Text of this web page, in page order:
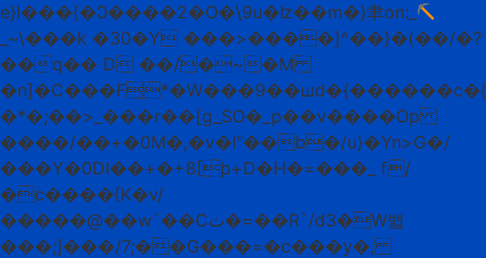
e}l���{�Ͻ����2�O�\9u�ʫ��m�}聿on:_
_~\���k �30�Y ���>����]^��}�(��/�?
��q�� D ��/�~�M
�*�;��>_���r��[g_SO�_p��v����Op
����/��+�0M�,�v�l"��b�/u}�Yn>G�/
���Y�0DI��+�+8[ϸ+D�H�=���_ f/
�c����{K�v/
�����@��w`��Cٺ�=��R`/d3�W밻
���;]���/7;��G���=�c���y�,